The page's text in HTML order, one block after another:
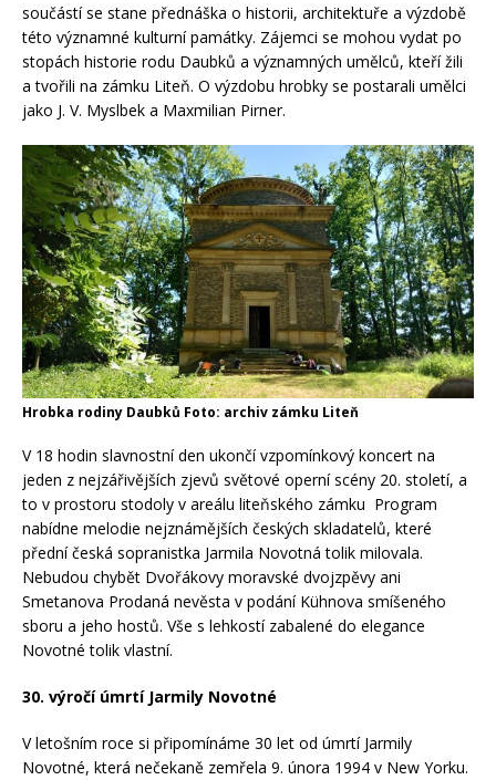
součástí se stane přednáška o historii, architektuře a výzdobě
této významné kulturní památky. Zájemci se mohou vydat po
stopách historie rodu Daubků a významných umělců, kteří žili
a tvořili na zámku Liteň. O výzdobu hrobky se postarali umělci
jako J. V. Myslbek a Maxmilian Pirner.
Hrobka rodiny Daubků Foto: archiv zámku Liteň
V 18 hodin slavnostní den ukončí vzpomínkový koncert na
jeden z nejzářivějších zjevů světové operní scény 20. století, a
to v prostoru stodoly v areálu liteňského zámku Program
nabídne melodie nejznámějších českých skladatelů, které
přední česká sopranistka Jarmila Novotná tolik milovala.
Nebudou chybět Dvořákovy moravské dvojzpěvy ani
Smetanova Prodaná nevěsta v podání Kühnova smíšeného
sboru a jeho hostů. Vše s lehkostí zabalené do elegance
Novotné tolik vlastní.
30. výročí úmrtí Jarmily Novotné
V letošním roce si připomínáme 30 let od úmrtí Jarmily
Novotné, která nečekaně zemřela 9. února 1994 v New Yorku.